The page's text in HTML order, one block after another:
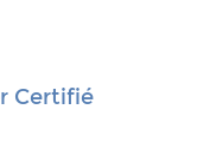
Certifié